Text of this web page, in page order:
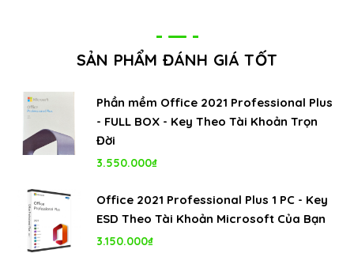
SẢN PHẨM ĐÁNH GIÁ TỐT
Phần mềm Office 2021 Professional Plus
- FULL BOX - Key Theo Tài Khoản Trọn
Đời
3.550.000₫
Office 2021 Professional Plus 1 PC - Key
ESD Theo Tài Khoản Microsoft Của Bạn
3.150.000₫